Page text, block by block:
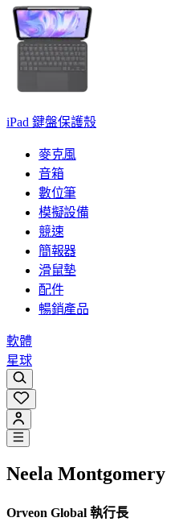
iPad 鍵盤保護殼
麥克風
音箱
數位筆
模擬設備
競速
簡報器
滑鼠墊
配件
暢銷產品
軟體
星球
Neela Montgomery
Orveon Global 執行長